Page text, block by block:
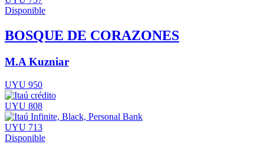
Disponible
BOSQUE DE CORAZONES
M.A Kuzniar
UYU 950
UYU 808
UYU 713
Disponible